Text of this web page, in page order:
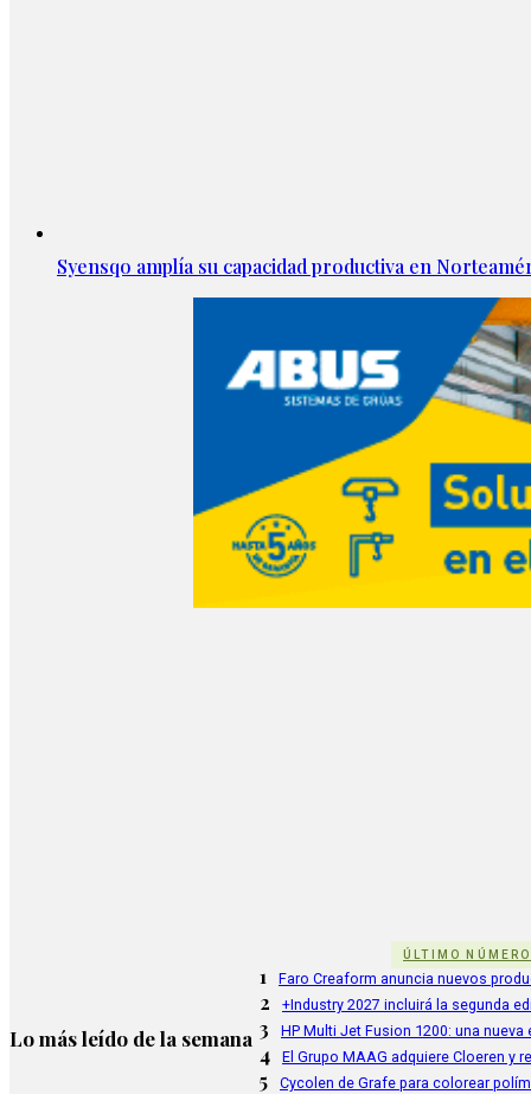
Syensqo amplía su capacidad productiva en
ÚLTIMO NÚMERO
Lo más leído de la semana
1 Faro Creaform anuncia nuevos
2 +Industry 2027 incluirá la segunda
3 HP Multi Jet Fusion 1200: una
4 El Grupo MAAG adquiere Cloeren
5 Cycolen de Grafe para colorear